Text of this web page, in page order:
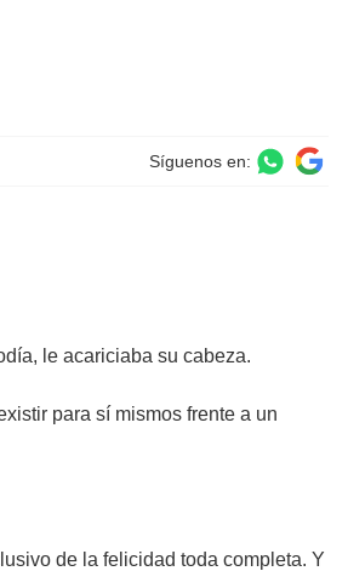
Síguenos en:
le acariciaba su cabeza.
para sí mismos frente a un
de la felicidad toda completa. Y